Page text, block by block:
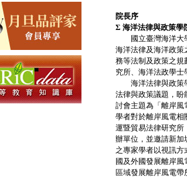
院長序
Σ 海洋法律與政策學
國立臺灣海洋大學
海洋法律及海洋政策
務等法制及政策之規
究所、海洋法政學士
海洋法律與政策學
法律與政策議題，盼
討會主題為「離岸風
學者對於離岸風電相
運暨貿易法律研究所
辦單位，並邀請新加
之專家學者以視訊
國及外國發展離岸
區域發展離岸風電